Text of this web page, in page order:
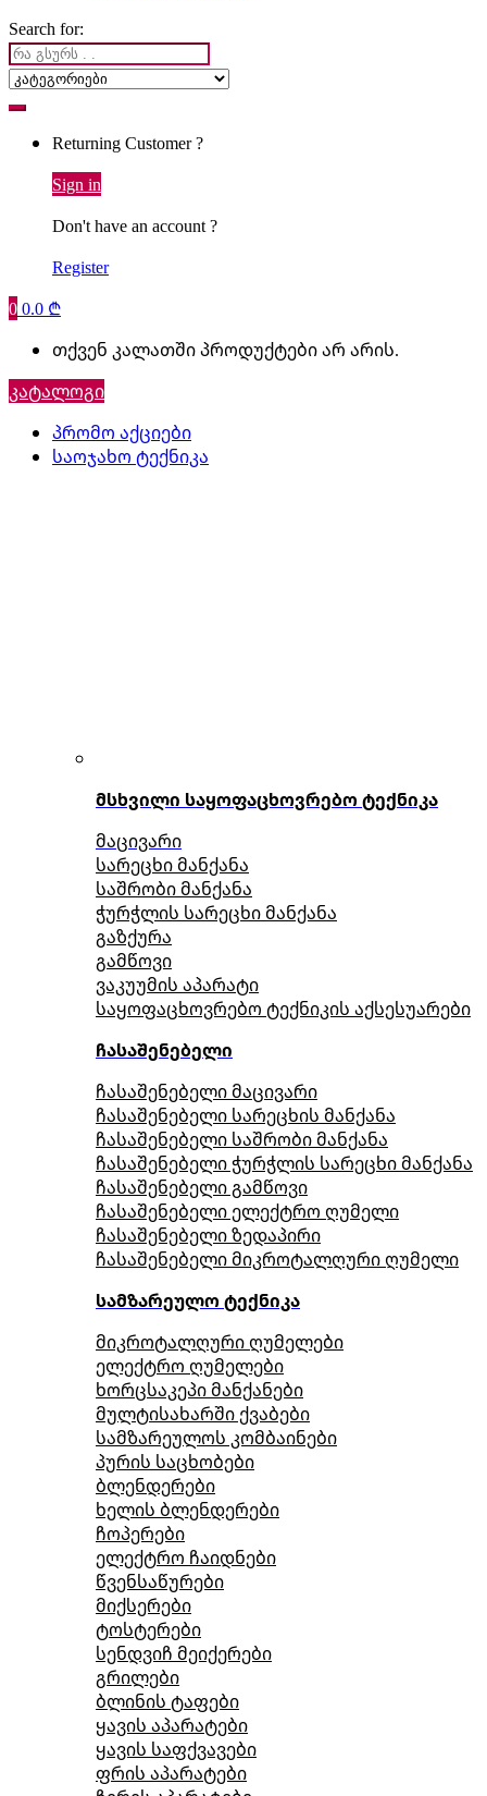
Search for:
Returning Customer ?
Sign in
Don't have an account ?
Register
00.0 ₾
თქვენ კალათში პროდუქტები არ არის.
კატალოგი
პრომო აქციები
საოჯახო ტექნიკა
მსხვილი საყოფაცხოვრებო ტექნიკა
მაცივარი
სარეცხი მანქანა
საშრობი მანქანა
ჭურჭლის სარეცხი მანქანა
გაზქურა
გამწოვი
ვაკუუმის აპარატი
საყოფაცხოვრებო ტექნიკის აქსესუარები
ჩასაშენებელი
ჩასაშენებელი მაცივარი
ჩასაშენებელი სარეცხის მანქანა
ჩასაშენებელი საშრობი მანქანა
ჩასაშენებელი ჭურჭლის სარეცხი მანქანა
ჩასაშენებელი გამწოვი
ჩასაშენებელი ელექტრო ღუმელი
ჩასაშენებელი ზედაპირი
ჩასაშენებელი მიკროტალღური ღუმელი
სამზარეულო ტექნიკა
მიკროტალღური ღუმელები
ელექტრო ღუმელები
ხორცსაკეპი მანქანები
მულტისახარში ქვაბები
სამზარეულოს კომბაინები
პურის საცხობები
ბლენდერები
ხელის ბლენდერები
ჩოპერები
ელექტრო ჩაიდნები
წვენსაწურები
მიქსერები
ტოსტერები
სენდვიჩ მეიქერები
გრილები
ბლინის ტაფები
ყავის აპარატები
ყავის საფქვავები
ფრის აპარატები